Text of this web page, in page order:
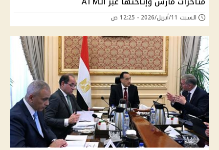
السبت 11/أبريل/2026 - 12:25 ص